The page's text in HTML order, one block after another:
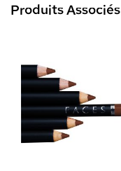
Produits Associés